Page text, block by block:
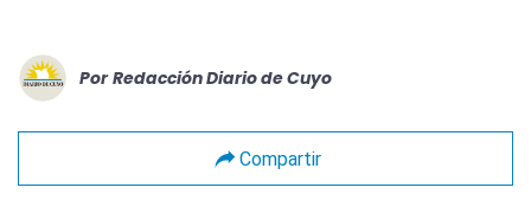
Por Redacción Diario de Cuyo
Compartir